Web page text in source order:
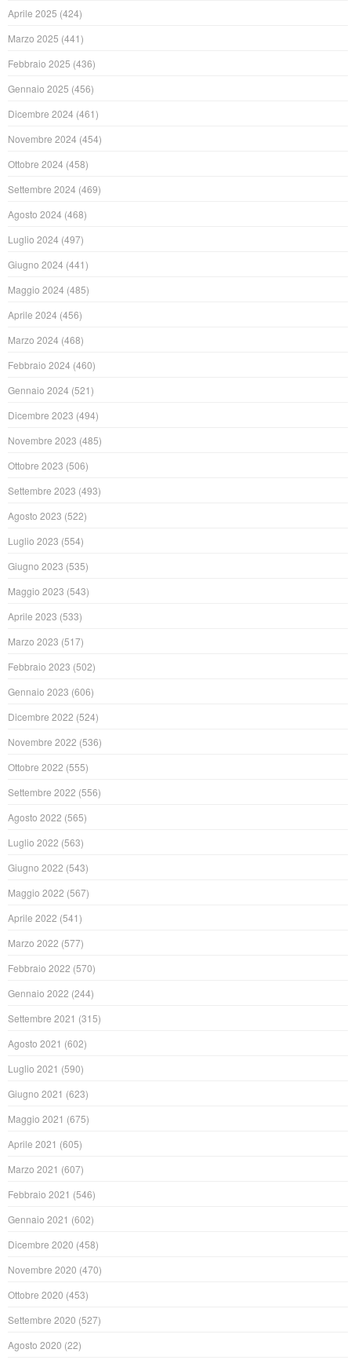
Aprile 2025 (424)
Marzo 2025 (441)
Febbraio 2025 (436)
Gennaio 2025 (456)
Dicembre 2024 (461)
Novembre 2024 (454)
Ottobre 2024 (458)
Settembre 2024 (469)
Agosto 2024 (468)
Luglio 2024 (497)
Giugno 2024 (441)
Maggio 2024 (485)
Aprile 2024 (456)
Marzo 2024 (468)
Febbraio 2024 (460)
Gennaio 2024 (521)
Dicembre 2023 (494)
Novembre 2023 (485)
Ottobre 2023 (506)
Settembre 2023 (493)
Agosto 2023 (522)
Luglio 2023 (554)
Giugno 2023 (535)
Maggio 2023 (543)
Aprile 2023 (533)
Marzo 2023 (517)
Febbraio 2023 (502)
Gennaio 2023 (606)
Dicembre 2022 (524)
Novembre 2022 (536)
Ottobre 2022 (555)
Settembre 2022 (556)
Agosto 2022 (565)
Luglio 2022 (563)
Giugno 2022 (543)
Maggio 2022 (567)
Aprile 2022 (541)
Marzo 2022 (577)
Febbraio 2022 (570)
Gennaio 2022 (244)
Settembre 2021 (315)
Agosto 2021 (602)
Luglio 2021 (590)
Giugno 2021 (623)
Maggio 2021 (675)
Aprile 2021 (605)
Marzo 2021 (607)
Febbraio 2021 (546)
Gennaio 2021 (602)
Dicembre 2020 (458)
Novembre 2020 (470)
Ottobre 2020 (453)
Settembre 2020 (527)
Agosto 2020 (22)